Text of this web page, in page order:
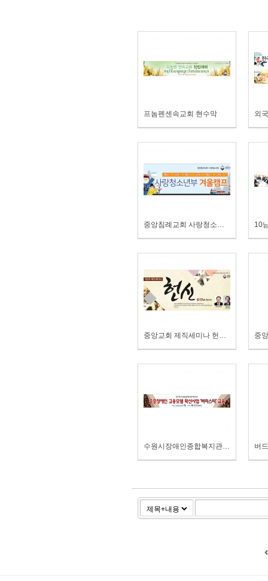
프놈펜센속교회 현수막
중앙침례교회 사랑청소년부 겨울캠프현수막
중앙교회 제직세미나 헌신현수막
수원시장애인종합복지관 바리스타교육 현수막